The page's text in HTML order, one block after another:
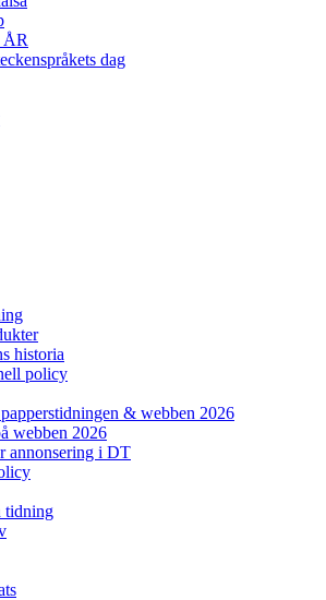
ÅR
dag
historia
policy
& webben 2026
webben 2026
annonsering i DT
tidning